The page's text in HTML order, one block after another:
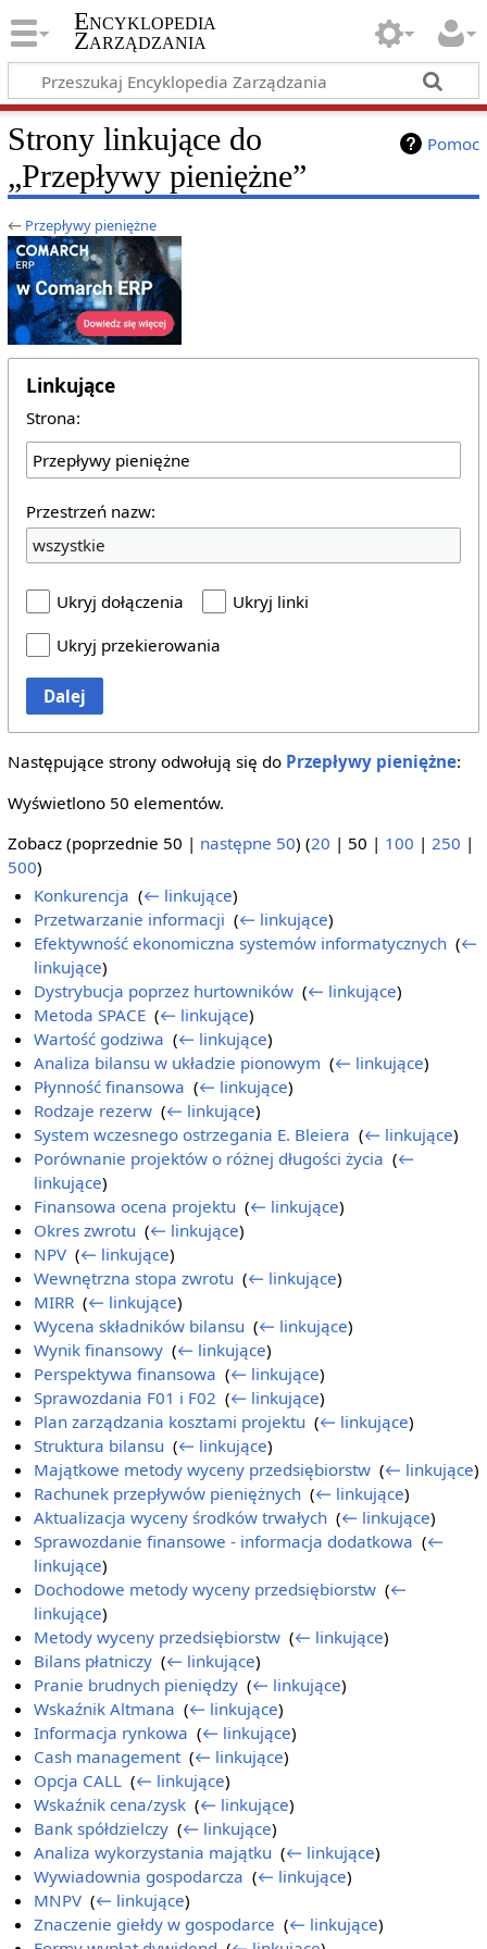
Encyklopedia
Zarządzania
Pomoc
Strony linkujące do
„Przepływy pieniężne”
← Przepływy pieniężne
Linkujące
Strona:
Przestrzeń nazw:
wszystkie
Ukryj dołączenia
Ukryj linki
Ukryj przekierowania
Dalej
Następujące strony odwołują się do Przepływy pieniężne:
Wyświetlono 50 elementów.
Zobacz (poprzednie 50 | następne 50) (20 | 50 | 100 | 250 |
500)
Konkurencja ‎(← linkujące)
Przetwarzanie informacji ‎(← linkujące)
Efektywność ekonomiczna systemów informatycznych ‎(←
linkujące)
Dystrybucja poprzez hurtowników ‎(← linkujące)
Metoda SPACE ‎(← linkujące)
Wartość godziwa ‎(← linkujące)
Analiza bilansu w układzie pionowym ‎(← linkujące)
Płynność finansowa ‎(← linkujące)
Rodzaje rezerw ‎(← linkujące)
System wczesnego ostrzegania E. Bleiera ‎(← linkujące)
Porównanie projektów o różnej długości życia ‎(←
linkujące)
Finansowa ocena projektu ‎(← linkujące)
Okres zwrotu ‎(← linkujące)
NPV ‎(← linkujące)
Wewnętrzna stopa zwrotu ‎(← linkujące)
MIRR ‎(← linkujące)
Wycena składników bilansu ‎(← linkujące)
Wynik finansowy ‎(← linkujące)
Perspektywa finansowa ‎(← linkujące)
Sprawozdania F01 i F02 ‎(← linkujące)
Plan zarządzania kosztami projektu ‎(← linkujące)
Struktura bilansu ‎(← linkujące)
Majątkowe metody wyceny przedsiębiorstw ‎(← linkujące)
Rachunek przepływów pieniężnych ‎(← linkujące)
Aktualizacja wyceny środków trwałych ‎(← linkujące)
Sprawozdanie finansowe - informacja dodatkowa ‎(←
linkujące)
Dochodowe metody wyceny przedsiębiorstw ‎(←
linkujące)
Metody wyceny przedsiębiorstw ‎(← linkujące)
Bilans płatniczy ‎(← linkujące)
Pranie brudnych pieniędzy ‎(← linkujące)
Wskaźnik Altmana ‎(← linkujące)
Informacja rynkowa ‎(← linkujące)
Cash management‎(← linkujące)
Opcja CALL ‎(← linkujące)
Wskaźnik cena/zysk ‎(← linkujące)
Bank spółdzielczy ‎(← linkujące)
Analiza wykorzystania majątku ‎(← linkujące)
Wywiadownia gospodarcza ‎(← linkujące)
MNPV ‎(← linkujące)
Znaczenie giełdy w gospodarce ‎(← linkujące)